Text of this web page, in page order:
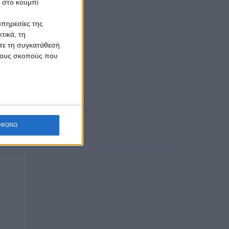
στο κουμπί
της
τη
τη συγκατάθεσή
σκοπούς που